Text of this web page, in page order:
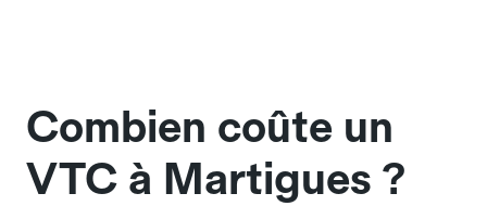
Combien coûte un
VTC à Martigues ?